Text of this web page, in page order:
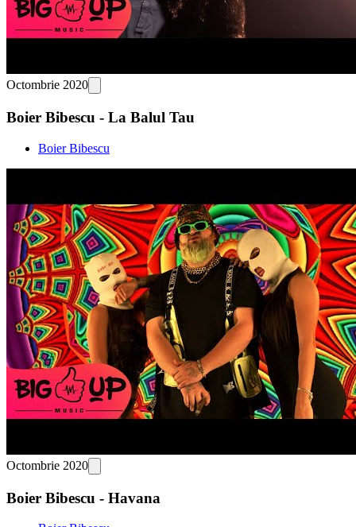
Octombrie 2020
Boier Bibescu - La Balul Tau
Boier Bibescu
Octombrie 2020
Boier Bibescu - Havana